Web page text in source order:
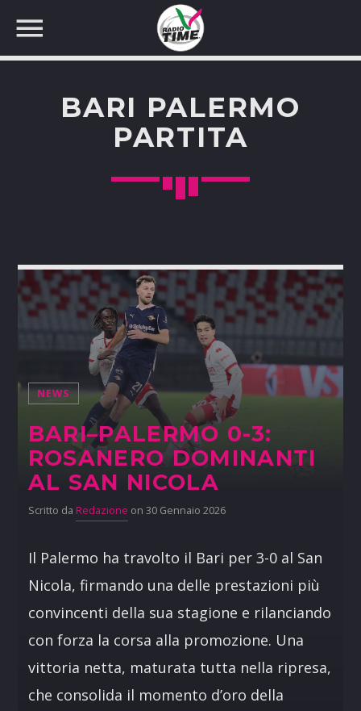
CERCA NEL SITO WEB:
BARI PALERMO
PARTITA
NEWS
BARI–PALERMO 0-3:
ROSANERO DOMINANTI
AL SAN NICOLA
Scritto da Redazione on 30 Gennaio 2026
Il Palermo ha travolto il Bari per 3-0 al San
Nicola, firmando una delle prestazioni più
convincenti della sua stagione e rilanciando
con forza la corsa alla promozione. Una
vittoria netta, maturata tutta nella ripresa,
che consolida il momento d’oro della